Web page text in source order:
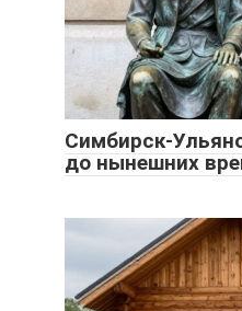
Симбирск-
до нынешних